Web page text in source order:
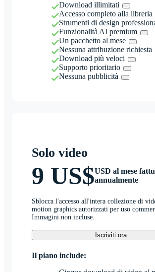
Download illimitati
Accesso completo alla libreria
Strumenti di design
Funzionalità AI premium
Un pacchetto al mese
Nessuna attribuzione richiesta
Download più veloci
Supporto prioritario
Nessuna pubblicità
Solo video
9 US$USD al mese
annualmente
Sblocca l'accesso all'intera collezione di
motion graphics autorizzati per uso
Immagini non incluse.
Iscriviti ora
Il piano include: